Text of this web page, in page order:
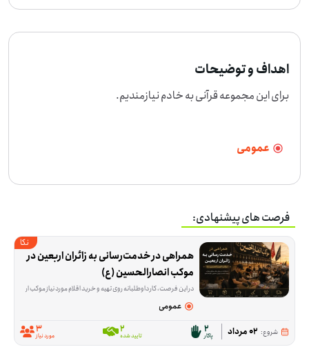
اهداف و توضیحات
برای این مجموعه قرآنی به خادم نیازمندیم.
عمومی
فرصت های پیشنهادی:
نکا
همراهی در خدمت‌رسانی به زائران اربعین در
موکب انصارالحسین (ع)
در این فرصت، کار داوطلبانه روی تهیه و خرید اقلام مورد نیاز موکب اربعین متمرکز است؛ از مواد خوراکی مثل چای، برنج، مرغ و آب معدنی تا
عمومی
شروع: 02 مرداد 2
پاکار 2
تایید شده 3
مورد نیاز